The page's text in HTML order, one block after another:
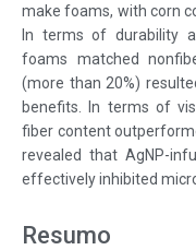
make foams, with corn
In terms of durability
foams matched
(more than 20%)
benefits. In terms of
fiber content
revealed that AgNP-
effectively inhibited
Resumo